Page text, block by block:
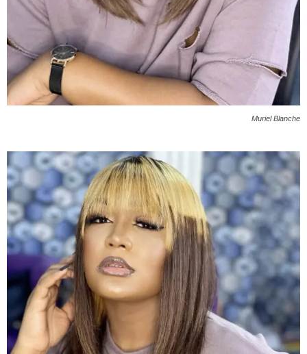
Muriel Blanche